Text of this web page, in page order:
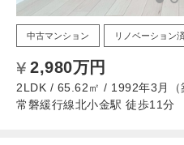
中古マンション リノベーション
2,980万円
2LDK / 65.62㎡ / 1992年3月（
常磐緩行線北小金駅 徒歩11分